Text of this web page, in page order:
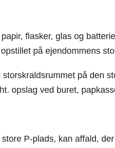
flasker, glas og
på ejendommens
på den
opslag ved buret,
P-plads, kan affald,